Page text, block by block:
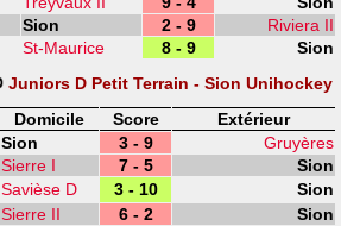
Sion 2 - 9
Riviera II
St-Maurice 8 - 9
Sion
Juniors D Petit Terrain - Sion Unihockey
Domicile Score
Extérieur
Sion 3 - 9
Gruyères
Sierre I 7 - 5
Sion
Savièse D 3 - 10
Sion
Sierre II 6 - 2
Sion